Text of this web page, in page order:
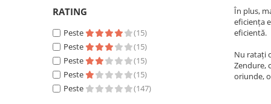
Termometre
Multimetre de Banc
Accesorii instrumente de masura
RATING
Peste
(15)
Peste
(15)
Peste
(15)
Peste
(15)
Peste
(147)
În plus,
eficiența
eficientă.
Nu ratați
Zendure,
oriunde,